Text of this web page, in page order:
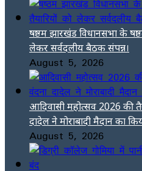
षष्ठम झारखंड विधानसभा के
लेकर सर्वदलीय बैठक संपन्न।
August 5, 2026
आदिवासी महोत्सव 2026 की
दादेल ने मोराबादी मैदान का
August 5, 2026